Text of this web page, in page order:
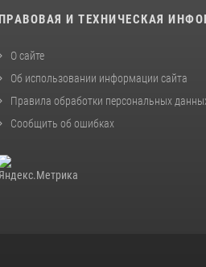
ПРАВОВАЯ И ТЕХНИЧЕСКАЯ
О сайте
Об использовании информации сайта
Правила обработки персональных
Сообщить об ошибках